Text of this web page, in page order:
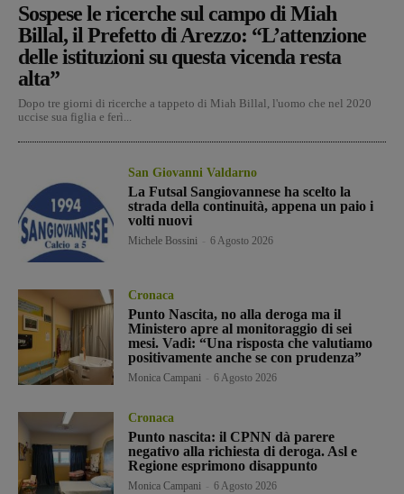
Sospese le ricerche sul campo di Miah
Billal, il Prefetto di Arezzo: “L’attenzione
delle istituzioni su questa vicenda resta
alta”
Dopo tre giorni di ricerche a tappeto di Miah Billal, l'uomo che nel 2020
uccise sua figlia e ferì...
San Giovanni Valdarno
La Futsal Sangiovannese ha scelto la
strada della continuità, appena un paio i
volti nuovi
Michele Bossini 6 Agosto 2026
Cronaca
Punto Nascita, no alla deroga ma il
Ministero apre al monitoraggio di sei
mesi. Vadi: “Una risposta che valutiamo
positivamente anche se con prudenza”
Monica Campani 6 Agosto 2026
Cronaca
Punto nascita: il CPNN dà parere
negativo alla richiesta di deroga. Asl e
Regione esprimono disappunto
Monica Campani 6 Agosto 2026